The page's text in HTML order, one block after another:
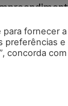
serviço.
para
partir da
o juiz
mil para
morais,
fornecer
preferências e
concorda